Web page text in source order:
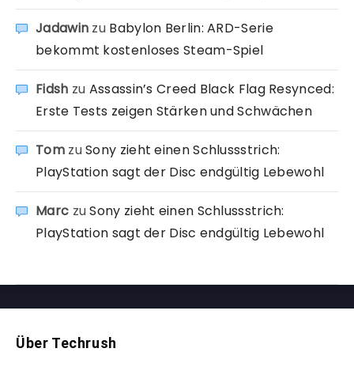
Jadawin zu Babylon Berlin: ARD-Serie
bekommt kostenloses Steam-Spiel
Fidsh zu Assassin’s Creed Black Flag Resynced:
Erste Tests zeigen Stärken und Schwächen
TomzuSony zieht einen Schlussstrich:
PlayStation sagt der Disc endgültig Lebewohl
Marc zuSony zieht einen Schlussstrich:
PlayStation sagt der Disc endgültig Lebewohl
Über Techrush